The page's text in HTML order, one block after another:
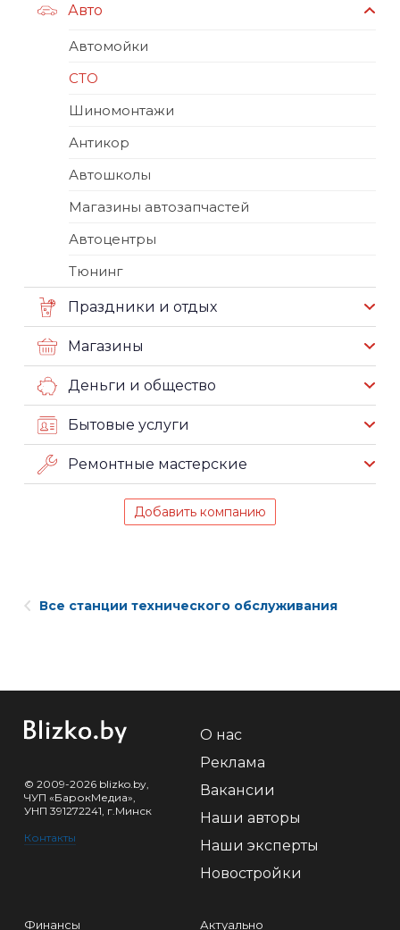
Авто
Автомойки
СТО
Шиномонтажи
Антикор
Автошколы
Магазины автозапчастей
Автоцентры
Тюнинг
Праздники и отдых
Магазины
Деньги и общество
Бытовые услуги
Ремонтные мастерские
Добавить компанию
Все станции технического обслуживания
© 2009-2026 blizko.by,
ЧУП «БарокМедиа»,
УНП 391272241, г.Минск
Контакты
О нас
Реклама
Вакансии
Наши авторы
Наши эксперты
Новостройки
Финансы Актуально